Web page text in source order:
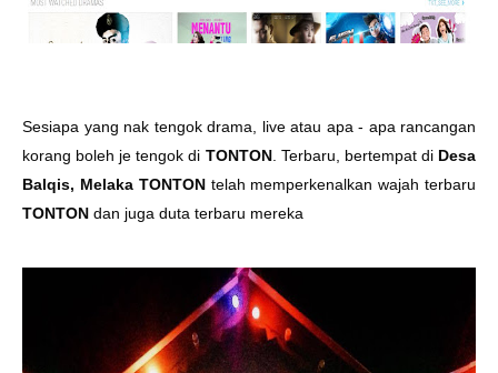
Sesiapa yang nak tengok drama, live atau apa - apa rancangan
korang boleh je tengok di TONTON. Terbaru, bertempat di Desa
Balqis, Melaka TONTONtelah memperkenalkan wajah terbaru
TONTON dan juga duta terbaru mereka